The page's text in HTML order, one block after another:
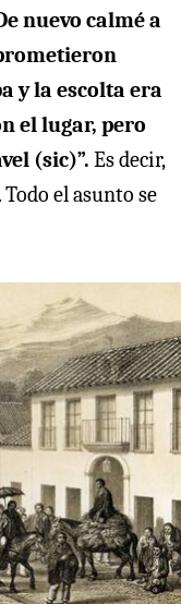
nuevo calmé a
y la escolta era
el lugar, pero
(sic)”. Es decir,
el asunto se